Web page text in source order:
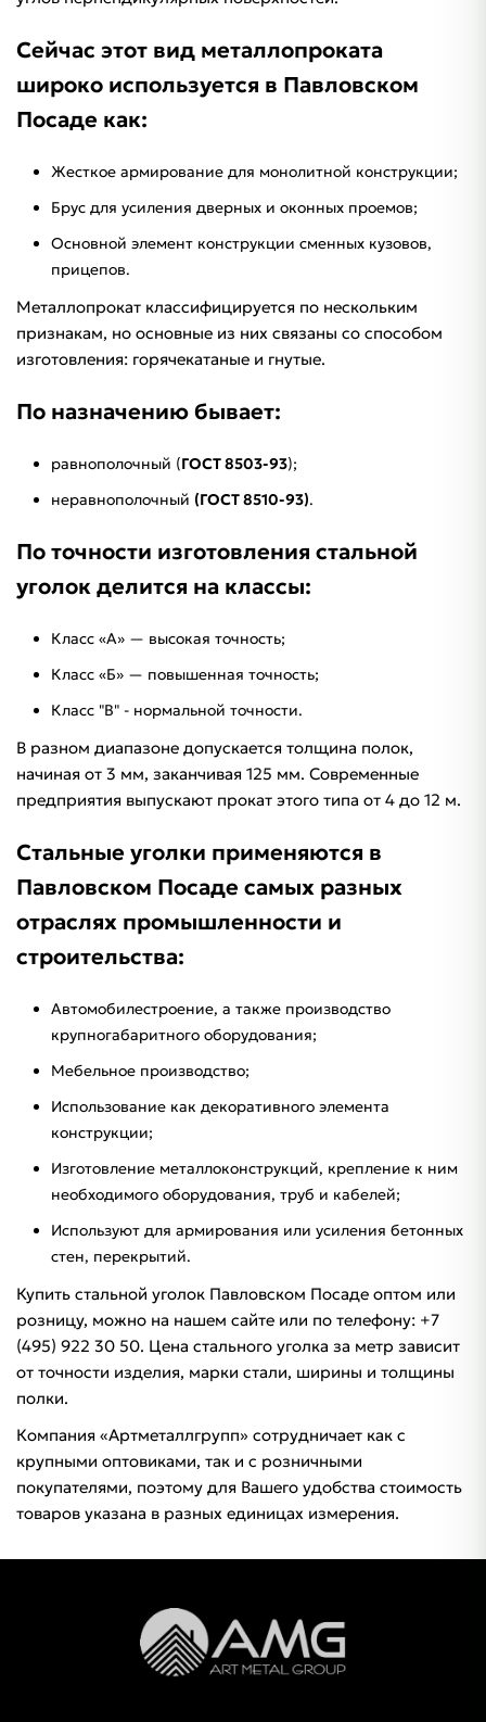
Сейчас этот вид металлопроката
широко используется в Павловском
Посаде как:
Жесткое армирование для монолитной конструкции;
Брус для усиления дверных и оконных проемов;
Основной элемент конструкции сменных кузовов,
прицепов.
Металлопрокат классифицируется по нескольким
признакам, но основные из них связаны со способом
изготовления: горячекатаные и гнутые.
По назначению бывает:
равнополочный (ГОСТ 8503-93);
неравнополочный (ГОСТ 8510-93).
По точности изготовления стальной
уголок делится на классы:
Класс «А» — высокая точность;
Класс «Б» — повышенная точность;
Класс "B" - нормальной точности.
В разном диапазоне допускается толщина полок,
начиная от 3 мм, заканчивая 125 мм. Современные
предприятия выпускают прокат этого типа от 4 до 12 м.
Стальные уголки применяются в
Павловском Посаде самых разных
отраслях промышленности и
строительства:
Автомобилестроение, а также производство
крупногабаритного оборудования;
Мебельное производство;
Использование как декоративного элемента
конструкции;
Изготовление металлоконструкций, крепление к ним
необходимого оборудования, труб и кабелей;
Используют для армирования или усиления бетонных
стен, перекрытий.
Купить стальной уголок Павловском Посаде оптом или
розницу, можно на нашем сайте или по телефону: +7
(495) 922 30 50. Цена стального уголка за метр зависит
от точности изделия, марки стали, ширины и толщины
полки.
Компания «Артметаллгрупп» сотрудничает как с
крупными оптовиками, так и с розничными
покупателями, поэтому для Вашего удобства стоимость
товаров указана в разных единицах измерения.